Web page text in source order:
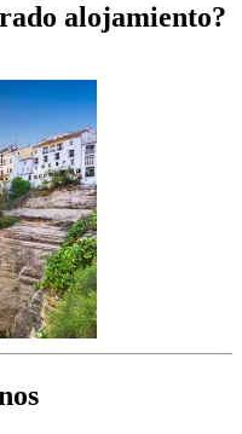
alojamiento?